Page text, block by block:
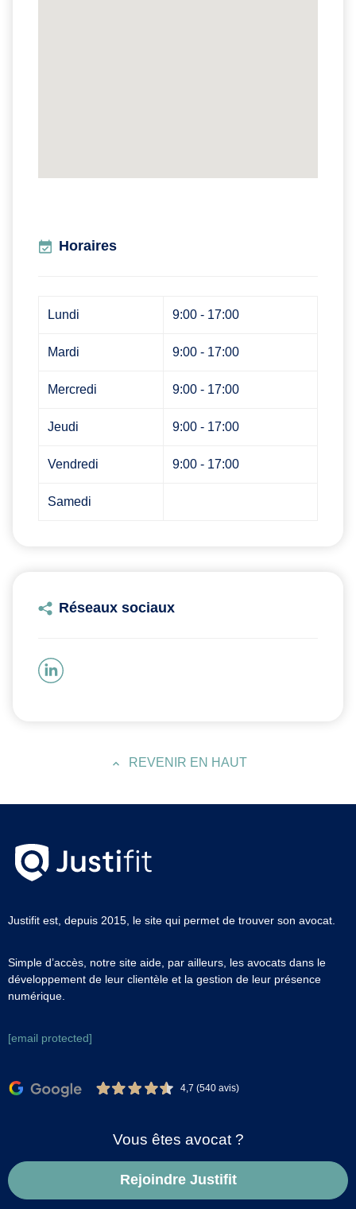
Horaires
Lundi 9:00 - 17:00
Mardi 9:00 - 17:00
Mercredi 9:00 - 17:00
Jeudi 9:00 - 17:00
Vendredi 9:00 - 17:00
Samedi
Réseaux sociaux
REVENIR EN HAUT
Justifit est, depuis 2015, le site qui permet de trouver son avocat.
Simple d’accès, notre site aide, par ailleurs, les avocats dans le
développement de leur clientèle et la gestion de leur présence
numérique.
[email protected]
4,7 (540 avis)
Vous êtes avocat ?
Rejoindre Justifit